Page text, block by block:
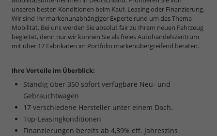
unseren besten Konditionen beim Kauf, Leasing oder Finanzierung.
Wir sind Ihr markenunabhängiger Experte rund um das Thema
Mobilität. Bei uns werden Sie absolut fair zu Ihrem neuen Fahrzeug
begleitet, denn nur wir können Sie als freies Autohandelszentrum
mit über 17 Fabrikaten im Portfolio markenübergreifend beraten.
Ihre Vorteile im Überblick:
Ständig über 350 sofort verfügbare Neu- und
Gebrauchtwagen
17 verschiedene Hersteller unter einem Dach.
Top-Leasingkonditionen
Finanzierungen bereits ab 4,39% eff. Jahreszins